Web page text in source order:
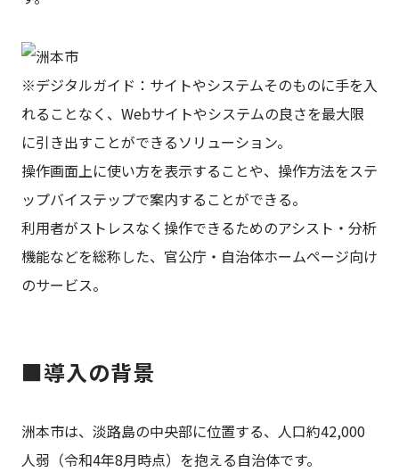
※デジタルガイド：サイトやシステムそのものに手を入
れることなく、Webサイトやシステムの良さを最大限
に引き出すことができるソリューション。
操作画面上に使い方を表示することや、操作方法をステ
ップバイステップで案内することができる。
利用者がストレスなく操作できるためのアシスト・分析
機能などを総称した、官公庁・自治体ホームページ向け
のサービス。
■導入の背景
洲本市は、淡路島の中央部に位置する、人口約42,000
人弱（令和4年8月時点）を抱える自治体です。